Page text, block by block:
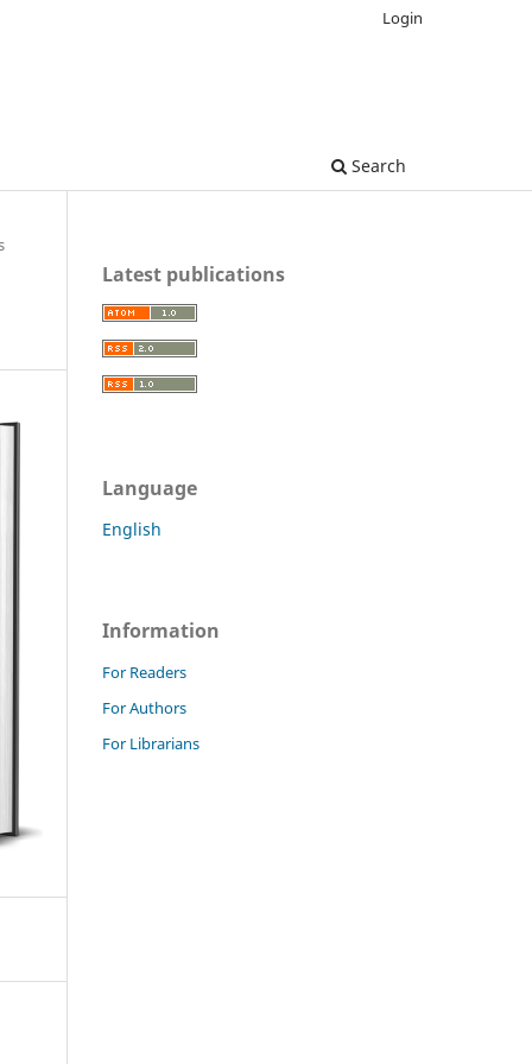
Search
Login
Latest publications
Language
English
Information
For Readers
For Authors
For Librarians